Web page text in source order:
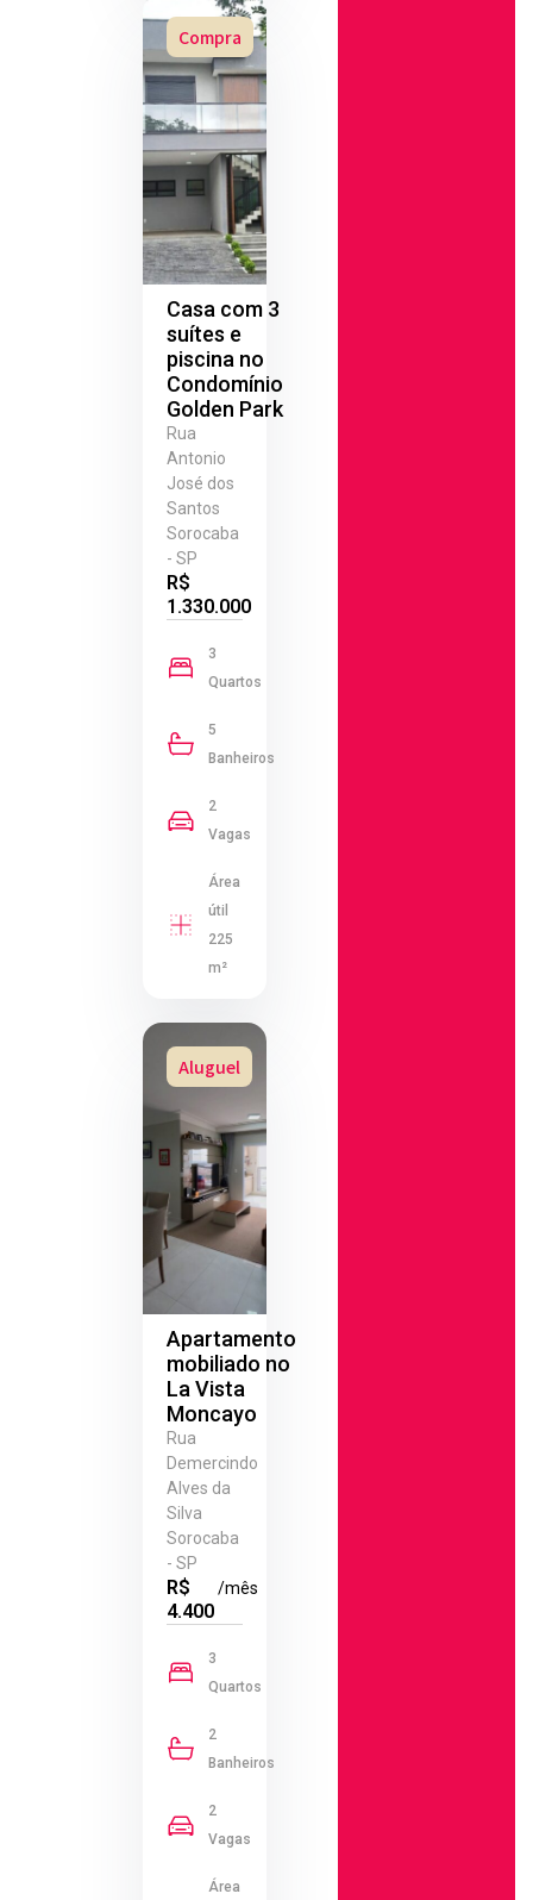
Compra
Casa com 3
suítes e
piscina no
Condomínio
Golden Park
Rua
Antonio
José dos
Santos
Sorocaba
- SP
R$
1.330.000
3
Quartos
5
Banheiros
2
Vagas
Área
útil
225
m²
Aluguel
Apartamento
mobiliado no
La Vista
Moncayo
Rua
Demercindo
Alves da
Silva
Sorocaba
- SP
R$
4.400
/mês
3
Quartos
2
Banheiros
2
Vagas
Área